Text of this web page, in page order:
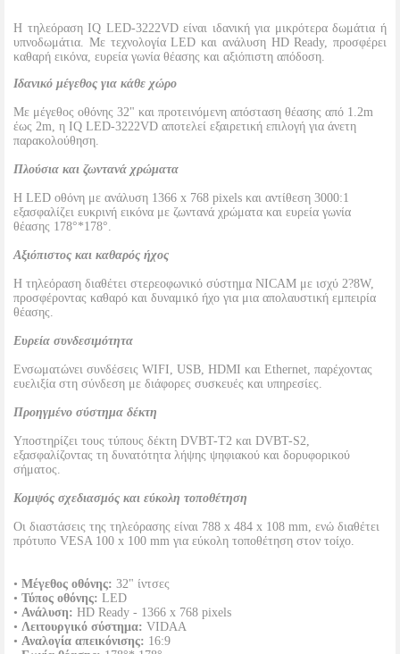
Η τηλεόραση IQ LED-3222VD είναι ιδανική για μικρότερα δωμάτια ή
υπνοδωμάτια. Με τεχνολογία LED και ανάλυση HD Ready, προσφέρει
καθαρή εικόνα, ευρεία γωνία θέασης και αξιόπιστη απόδοση.
Ιδανικό μέγεθος για κάθε χώρο
Με μέγεθος οθόνης 32" και προτεινόμενη απόσταση θέασης από 1.2m
έως 2m, η IQ LED-3222VD αποτελεί εξαιρετική επιλογή για άνετη
παρακολούθηση.
Πλούσια και ζωντανά χρώματα
Η LED οθόνη με ανάλυση 1366 x 768 pixels και αντίθεση 3000:1
εξασφαλίζει ευκρινή εικόνα με ζωντανά χρώματα και ευρεία γωνία
θέασης 178°*178°.
Αξιόπιστος και καθαρός ήχος
Η τηλεόραση διαθέτει στερεοφωνικό σύστημα NICAM με ισχύ 2?8W,
προσφέροντας καθαρό και δυναμικό ήχο για μια απολαυστική εμπειρία
θέασης.
Ευρεία συνδεσιμότητα
Ενσωματώνει συνδέσεις WIFI, USB, HDMI και Ethernet, παρέχοντας
ευελιξία στη σύνδεση με διάφορες συσκευές και υπηρεσίες.
Προηγμένο σύστημα δέκτη
Υποστηρίζει τους τύπους δέκτη DVBT-T2 και DVBT-S2,
εξασφαλίζοντας τη δυνατότητα λήψης ψηφιακού και δορυφορικού
σήματος.
Κομψός σχεδιασμός και εύκολη τοποθέτηση
Οι διαστάσεις της τηλεόρασης είναι 788 x 484 x 108 mm, ενώ διαθέτει
πρότυπο VESA 100 x 100 mm για εύκολη τοποθέτηση στον τοίχο.
• Μέγεθος οθόνης: 32" ίντσες
• Τύπος οθόνης: LED
• Ανάλυση: HD Ready - 1366 x 768 pixels
• Λειτουργικό σύστημα: VIDAA
• Αναλογία απεικόνισης: 16:9